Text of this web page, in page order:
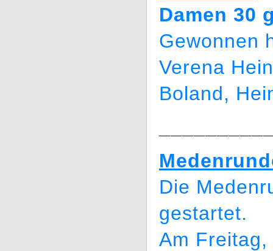
Damen 30
Gewonnen
Verena
Boland,
Die
gestartet.
Am